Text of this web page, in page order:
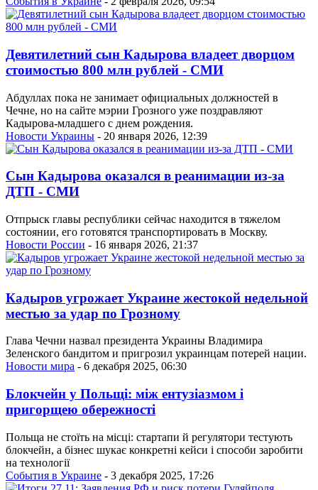
Девятилетний сын Кадырова владеет дворцом
стоимостью 800 млн рублей - СМИ
Абдуллах пока не занимает официальных должностей в
Чечне, но на сайте мэрии Грозного уже поздравляют
Кадырова-младшего с днем рождения.
Новости Украины - 20 января 2026, 12:39
Сын Кадырова оказался в реанимации из-за
ДТП - СМИ
Отпрыск главы республики сейчас находится в тяжелом
состоянии, его готовятся транспортировать в Москву.
Новости России - 16 января 2026, 21:37
Кадыров угрожает Украине жестокой недельной
местью за удар по Грозному
Глава Чечни назвал президента Украины Владимира
Зеленского бандитом и пригрозил украинцам потерей нации.
Новости мира - 6 декабря 2025, 06:30
Блокчейн у Польщі: між ентузіазмом і
пригорщею обережності
Польща не стоїть на місці: стартапи й регулятори тестують
блокчейн, а бізнес шукає конкретні кейси і способи заробити
на технології
События в Украине - 3 декабря 2025, 17:26